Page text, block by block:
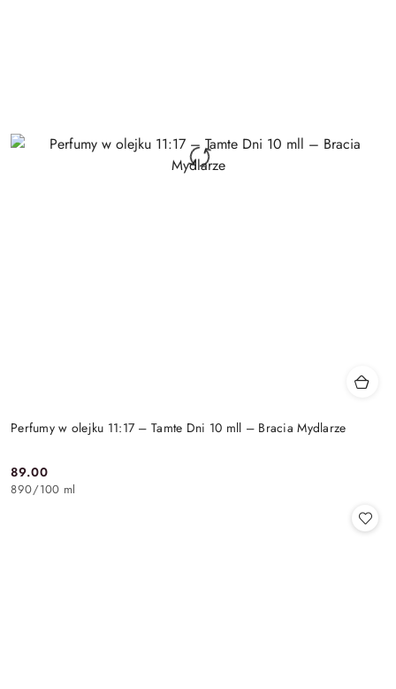
Perfumy w olejku 11:17 – Tamte Dni 10 mll – Bracia Mydlarze
Cena:
89.00
890/100 ml